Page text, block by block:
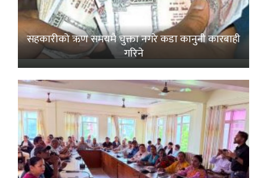
सहकारीको ऋण समयमै चुक्ता नगरे कडा कानुनी कारबाही
गरिने